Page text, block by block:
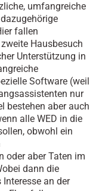
umfangreiche
fallen
Hausbesuch
Unterstützung in
Software (weil
nur
bestehen aber auch
alle WED in die
obwohl ein
oder aber Taten im
dann die
an der